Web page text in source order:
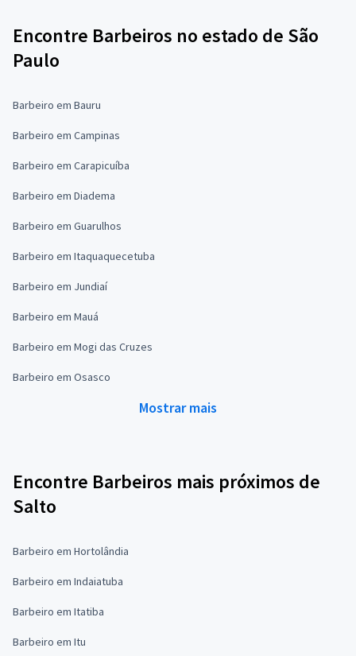
Encontre Barbeiros no estado de São
Paulo
Barbeiro em Bauru
Barbeiro em Campinas
Barbeiro em Carapicuíba
Barbeiro em Diadema
Barbeiro em Guarulhos
Barbeiro em Itaquaquecetuba
Barbeiro em Jundiaí
Barbeiro em Mauá
Barbeiro em Mogi das Cruzes
Barbeiro em Osasco
Mostrar mais
Encontre Barbeiros mais próximos de
Salto
Barbeiro em Hortolândia
Barbeiro em Indaiatuba
Barbeiro em Itatiba
Barbeiro em Itu